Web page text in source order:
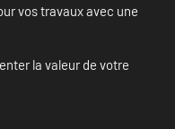
vos travaux avec une
la valeur de votre